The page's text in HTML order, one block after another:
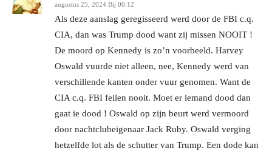
augustus 25, 2024 Bij 00:12
Als deze aanslag geregisseerd werd door de FBI c.q.
CIA, dan was Trump dood want zij missen NOOIT !
De moord op Kennedy is zo’n voorbeeld. Harvey
Oswald vuurde niet alleen, nee, Kennedy werd van
verschillende kanten onder vuur genomen. Want de
CIA c.q. FBI feilen nooit. Moet er iemand dood dan
gaat ie dood ! Oswald op zijn beurt werd vermoord
door nachtclubeigenaar Jack Ruby. Oswald verging
hetzelfde lot als de schutter van Trump. Een dode kan